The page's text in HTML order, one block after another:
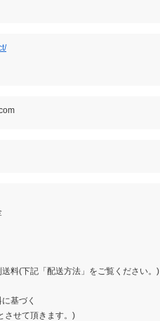
料(下記「配送方法」をご覧ください。)
基づく
させて頂きます。)